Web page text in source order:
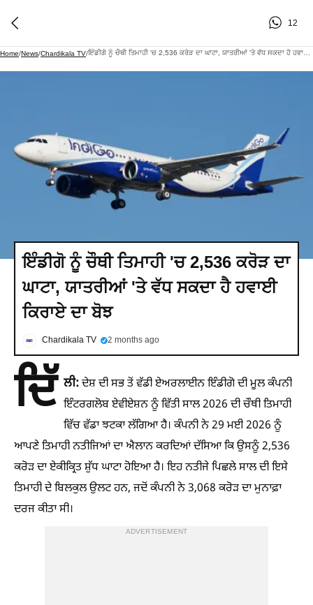
12
Home/News/Chardikala TV/
ਇੰਡੀਗੋ ਨੂੰ ਚੌਥੀ ਤਿਮਾਹੀ 'ਚ 2,536 ਕਰੋੜ ਦਾ
ਘਾਟਾ, ਯਾਤਰੀਆਂ 'ਤੇ ਵੱਧ ਸਕਦਾ ਹੈ ਹਵਾਈ
ਕਿਰਾਏ ਦਾ ਬੋਝ
Chardikala TV 2 months ago
ਦਿੱ ਲੀ:ਦੇਸ਼ ਦੀ ਸਭ ਤੋਂ ਵੱਡੀ ਏਅਰਲਾਈਨ ਇੰਡੀਗੋ ਦੀ ਮੂਲ ਕੰਪਨੀ
ਇੰਟਰਗਲੋਬ ਏਵੀਏਸ਼ਨ ਨੂੰ ਵਿੱਤੀ ਸਾਲ 2026 ਦੀ ਚੌਥੀ ਤਿਮਾਹੀ
ਵਿੱਚ ਵੱਡਾ ਝਟਕਾ ਲੱਗਿਆ ਹੈ। ਕੰਪਨੀ ਨੇ 29 ਮਈ 2026 ਨੂੰ
ਆਪਣੇ ਤਿਮਾਹੀ ਨਤੀਜਿਆਂ ਦਾ ਐਲਾਨ ਕਰਦਿਆਂ ਦੱਸਿਆ ਕਿ ਉਸਨੂੰ 2,536
ਕਰੋੜ ਦਾ ਏਕੀਕ੍ਰਿਤ ਸ਼ੁੱਧ ਘਾਟਾ ਹੋਇਆ ਹੈ। ਇਹ ਨਤੀਜੇ ਪਿਛਲੇ ਸਾਲ ਦੀ ਇਸੇ
ਤਿਮਾਹੀ ਦੇ ਬਿਲਕੁਲ ਉਲਟ ਹਨ, ਜਦੋਂ ਕੰਪਨੀ ਨੇ 3,068 ਕਰੋੜ ਦਾ ਮੁਨਾਫ਼ਾ
ਦਰਜ ਕੀਤਾ ਸੀ।
ADVERTISEMENT